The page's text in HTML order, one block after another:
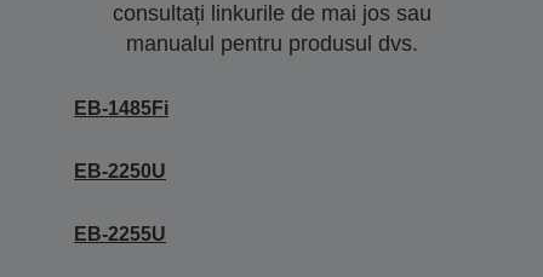
consultați linkurile de mai jos sau
manualul pentru produsul dvs.
EB-1485Fi
EB-2250U
EB-2255U